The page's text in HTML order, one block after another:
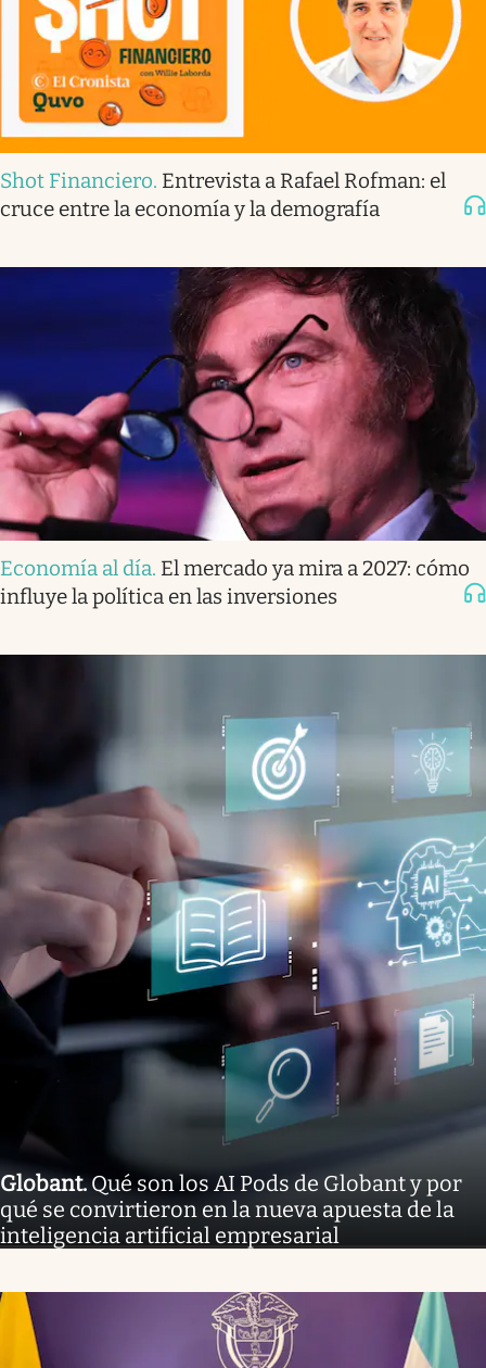
Shot Financiero. Entrevista a Rafael Rofman: el
cruce entre la economía y la demografía
Economía al día. El mercado ya mira a 2027: cómo
influye la política en las inversiones
Globant.Qué son los AI Pods de Globant y por
qué se convirtieron en la nueva apuesta de la
inteligencia artificial empresarial